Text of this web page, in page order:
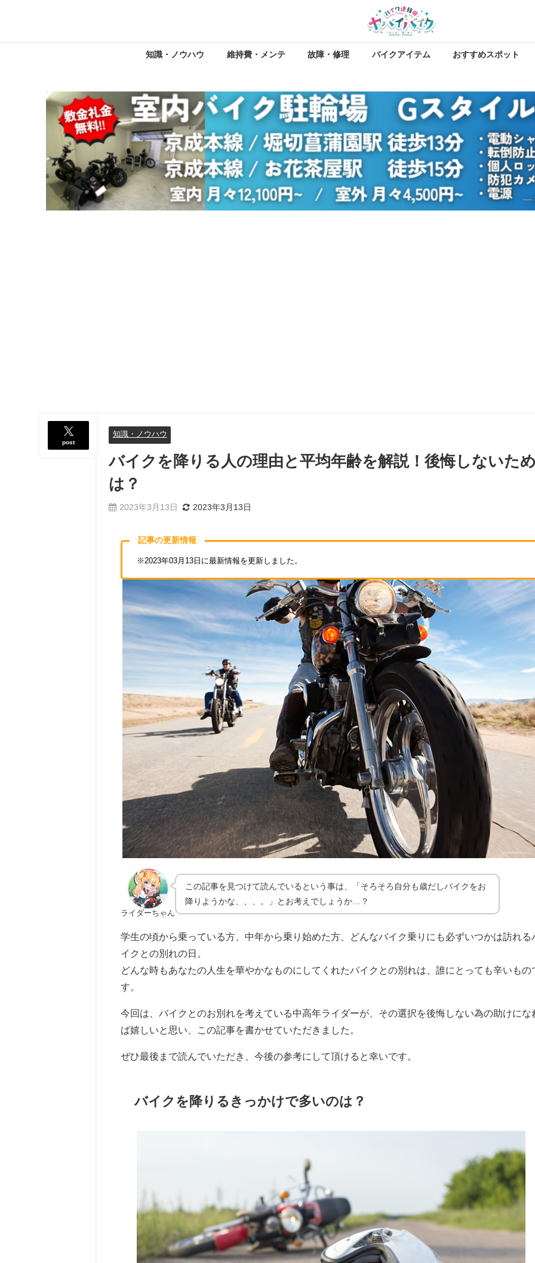
知識・ノウハウ 維持費・メンテ 故障・修理 バイクアイテム おすすめスポット
post
知識・ノウハウ
バイクを降りる人の理由と平均年齢を解説！後悔しないた
は？
2023年3月13日 2023年3月13日
記事の更新情報
※2023年03月13日に最新情報を更新しました。
ライダーちゃん
この記事を見つけて読んでいるという事は、「そろそろ自分も歳だしバイクをお
降りようかな、、、。」とお考えでしょうか…？
学生の頃から乗っている方、中年から乗り始めた方、どんなバイク乗りにも必ずいつかは訪れる
イクとの別れの日。
どんな時もあなたの人生を華やかなものにしてくれたバイクとの別れは、誰にとっても辛いもの
す。
今回は、バイクとのお別れを考えている中高年ライダーが、その選択を後悔しない為の助けにな
ば嬉しいと思い、この記事を書かせていただきました。
ぜひ最後まで読んでいただき、今後の参考にして頂けると幸いです。
バイクを降りるきっかけで多いのは？